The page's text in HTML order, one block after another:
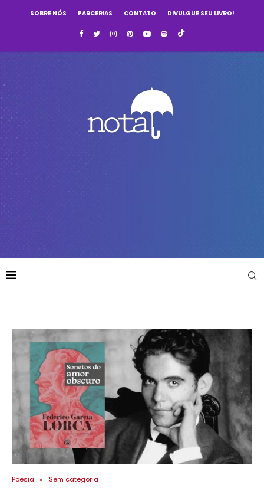
SOBRE NÓS PARCERIAS CONTATO DIVULGUE SEU LIVRO!
Poesia Sem categoria